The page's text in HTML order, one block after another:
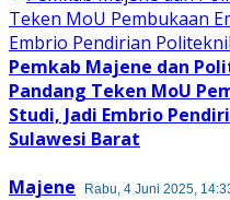
Pemkab Majene dan
Pandang Teken MoU
Studi, Jadi Embrio
Sulawesi Barat
Majene
Rabu, 4 Juni 2025,